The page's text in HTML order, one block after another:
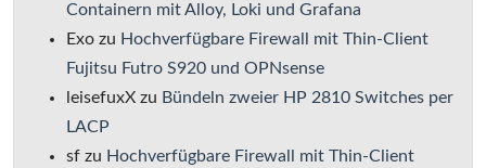
Containern mit Alloy, Loki und Grafana
Exo zu Hochverfügbare Firewall mit Thin-Client
Fujitsu Futro S920 und OPNsense
leisefuxX zu Bündeln zweier HP 2810 Switches per
LACP
sf zu Hochverfügbare Firewall mit Thin-Client